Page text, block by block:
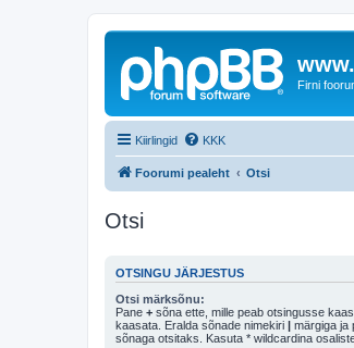
Firni
Kiirlingid KKK
Foorumi pealeht Otsi
Otsi
OTSINGU JÄRJESTUS
Otsi märksõnu:
Pane + sõna ette, mille peab otsingusse
kaasata. Eralda sõnade nimekiri | märgiga ja pane
sõnaga otsitaks. Kasuta * wildcardina